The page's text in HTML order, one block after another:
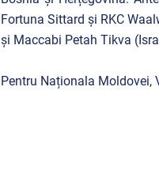
Fortuna Sittard și RKC
și Maccabi Petah Tikva
Pentru Naționala Moldovei,